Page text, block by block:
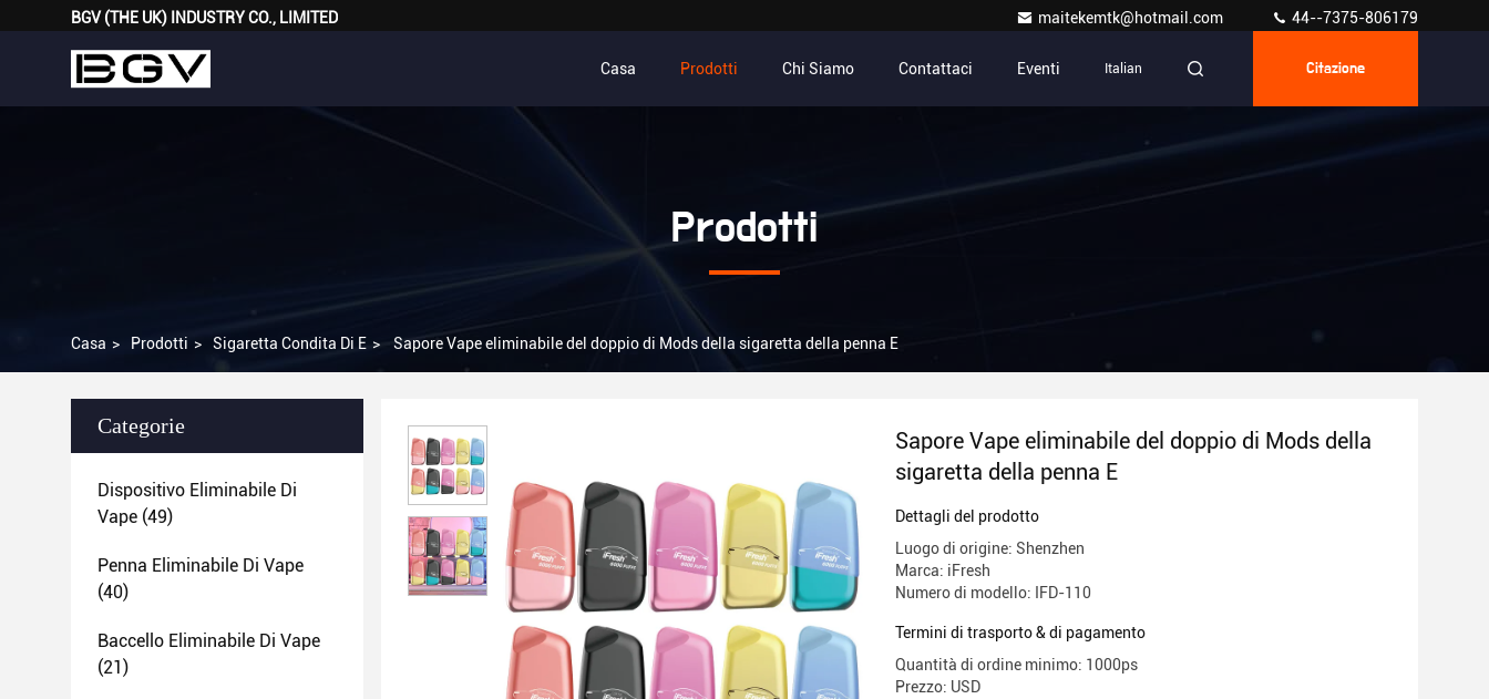
BGV (THE UK) INDUSTRY CO., LIMITED maitekemtk@hotmail.com 44--7375-806179
Casa Prodotti Chi Siamo Contattaci Eventi Italian Citazione
Prodotti
Casa > Prodotti > Sigaretta Condita Di E > Sapore Vape eliminabile del doppio di Mods della sigaretta della penna E
Categorie
Dispositivo Eliminabile Di
Vape (49)
Penna Eliminabile Di Vape
(40)
Baccello Eliminabile Di Vape
(21)
Sapore Vape eliminabile del doppio di Mods della
sigaretta della penna E
Dettagli del prodotto
Luogo di origine: Shenzhen
Marca: iFresh
Numero di modello: IFD-110
Termini di trasporto & di pagamento
Quantità di ordine minimo: 1000ps
Prezzo: USD